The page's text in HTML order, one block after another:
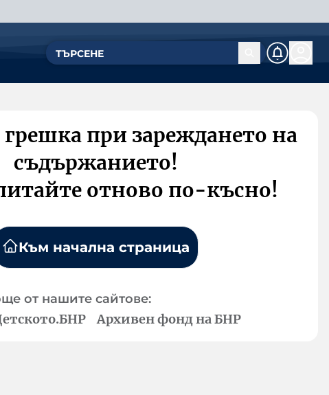
при зареждането на
съдържанието!
отново по-късно!
Към начална страница
от нашите сайтове:
Архивен фонд на БНР